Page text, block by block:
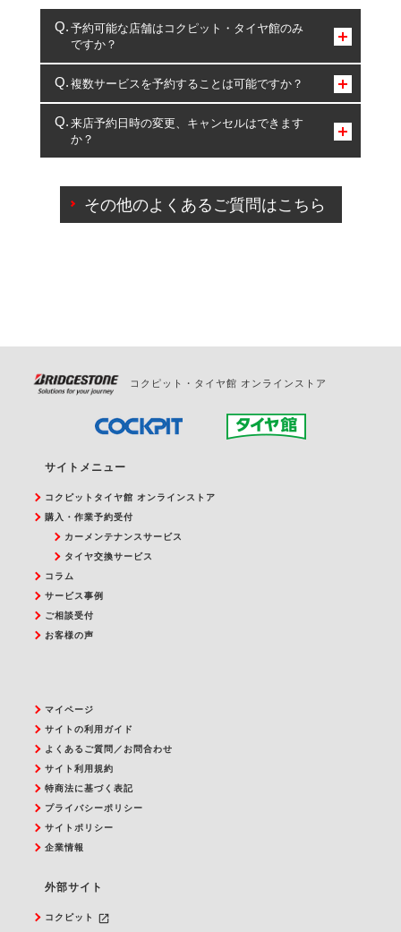
予約可能な店舗はコクピット・タイヤ館のみ
ですか？
コクピット・タイヤ館のみとなります。
複数サービスを予約することは可能ですか？
複数サービスのご予約は可能です。
一部の商品・サービスの組み合わせに限り、同時にご予約が
出来ないものもございます。
来店予約日時の変更、キャンセルはできます
か？
ご来店予約日の3営業日前を過ぎている場合のご予約
の日時変更につきましては、直接ご予約の店舗まで
その他のよくあるご質問はこちら
コクピット・タイヤ館 オンラインストア
サイトメニュー
コクピットタイヤ館 オンラインストア
購入・作業予約受付
カーメンテナンスサービス
タイヤ交換サービス
コラム
サービス事例
ご相談受付
お客様の声
マイページ
サイトの利用ガイド
よくあるご質問／お問合わせ
サイト利用規約
特商法に基づく表記
プライバシーポリシー
サイトポリシー
企業情報
外部サイト
コクピット
launch